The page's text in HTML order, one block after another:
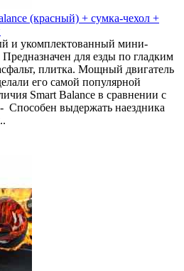
(красный) + сумка-чехол +
и укомплектованный мини-
для езды по гладким
плитка. Мощный двигатель
его самой популярной
Smart Balance в сравнении с
выдержать наездника